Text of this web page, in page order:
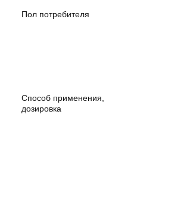
Пол потребителя
Способ применения,
дозировка